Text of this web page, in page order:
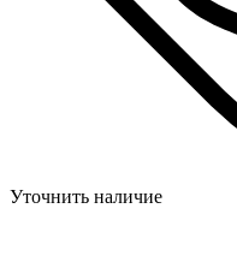
Уточнить наличие